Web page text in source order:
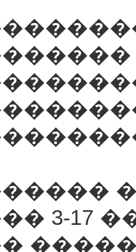
�
3-17